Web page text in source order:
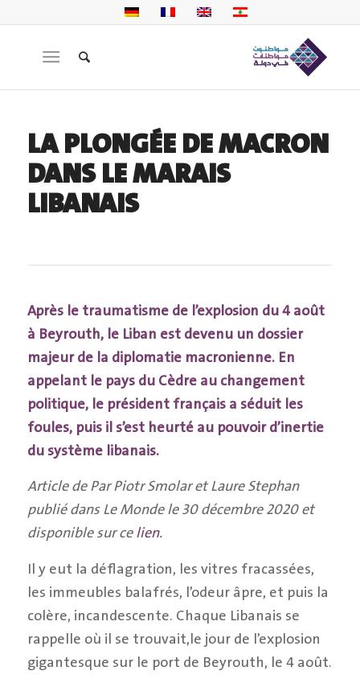
LA PLONGÉE DE MACRON
DANS LE MARAIS
LIBANAIS
Après le traumatisme de l’explosion du 4 août
à Beyrouth, le Liban est devenu un dossier
majeur de la diplomatie macronienne. En
appelant le pays du Cèdre au changement
politique, le président français a séduit les
foules, puis il s’est heurté au pouvoir d’inertie
du système libanais.
Article de Par Piotr Smolar et Laure Stephan
publié dans Le Monde le 30 décembre 2020 et
disponible sur celien.
Il y eut la déflagration, les vitres fracassées,
les immeubles balafrés, l’odeur âpre, et puis la
colère, incandescente. Chaque Libanais se
rappelle où il se trouvait,le jour de l’explosion
gigantesque sur le port de Beyrouth, le 4 août.